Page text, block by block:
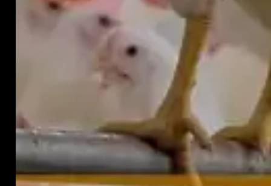
you wish.Read More
Cookie Settings
Accept